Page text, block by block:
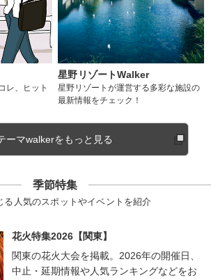
レ、ヒット
星野リゾートWalker
星野リゾートが運営する多彩な施設の
最新情報をチェック！
ーマwalkerをもっと見る
季節特集
る人気のスポットやイベントを紹介
花火特集2026【関東】
関東の花火大会を掲載。2026年の開催日、
中止・延期情報や人気ランキングなどをお